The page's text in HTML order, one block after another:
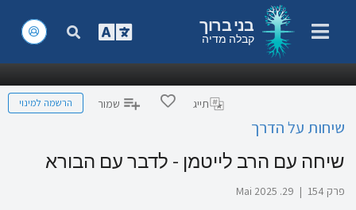
בני ברוך
קבלה מדיה
תייג שמור הרשמה למינוי
שיחות על הדרך
שיחה עם הרב לייטמן - לדבר עם הבורא
פרק 154 |
29. Mai 2025